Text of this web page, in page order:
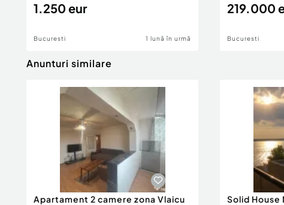
1.250 eur
Bucuresti 1 lună în urmă
219.000
Bucuresti
Anunturi similare
Apartament 2 camere zona Vlaicu
Solid House